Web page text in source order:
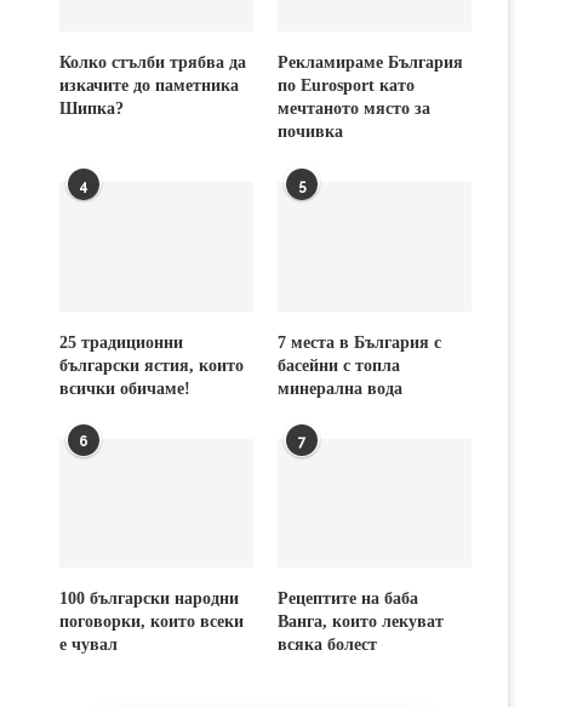
Колко стълби трябва да
изкачите до паметника
Шипка?
Рекламираме България
по Eurosport като
мечтаното място за
почивка
4
25 традиционни
български ястия, които
всички обичаме!
5
7 места в България с
басейни с топла
минерална вода
6
100 български народни
поговорки, които всеки
е чувал
7
Рецептите на баба
Ванга, които лекуват
всяка болест